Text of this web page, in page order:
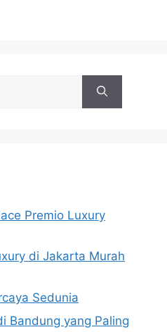
Premio Luxury
di Jakarta Murah
Sedunia
Bandung yang Paling